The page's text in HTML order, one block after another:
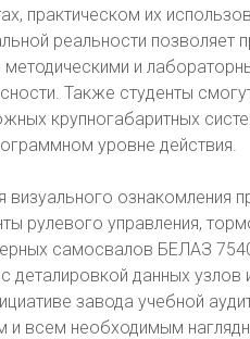
практическом их
реальности позволяет
методическими и
Также студенты
крупногабаритных
уровне действия.
визуального
рулевого управления,
самосвалов БЕЛАЗ
деталировкой данных узлов
завода учебной
и всем необходимым